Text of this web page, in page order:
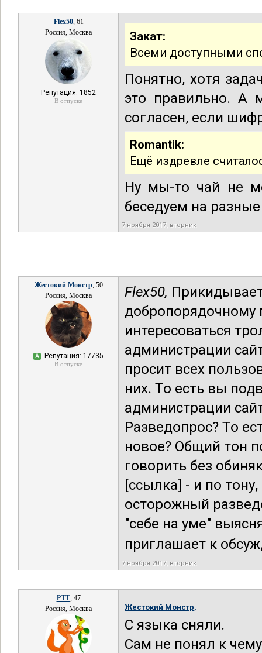
Flex50, 61
Россия, Москва
Репутация: 1852
В отпуске
Закат:
Всеми доступными
Понятно, хотя
это правильно. А
согласен, если
Romantik:
Ещё издревле
Ну мы-то чай не
беседуем на
7 ноября 2017, вторник
Жестокий Монстр, 50
Россия, Москва
А Репутация: 17735
В отпуске
Flex50,
добропорядочному
интересоваться
администрации
просит всех
них. То есть вы
администрации
Разведопрос? То
новое? Общий тон
говорить без
[ссылка] - и по
осторожный
"себе на уме"
приглашает к
7 ноября 2017, вторник
РТТ, 47
Россия, Москва
Жестокий Монстр,
С языка сняли.
Сам не понял к